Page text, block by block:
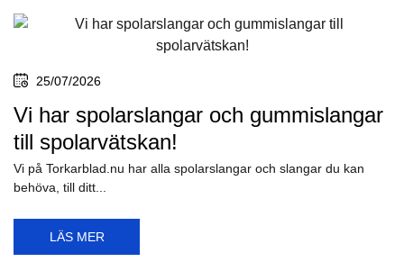
25/07/2026
Vi har spolarslangar och gummislangar
till spolarvätskan!
Vi på Torkarblad.nu har alla spolarslangar och slangar du kan
behöva, till ditt...
LÄS MER